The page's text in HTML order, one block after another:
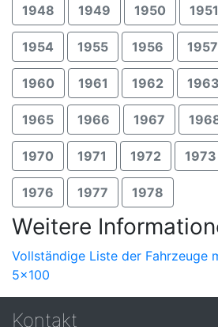
1948 1949 1950 1951
1954 1955 1956 1957
1960 1961 1962 1963
1965 1966 1967
1970 1971 1972 1973
1976 1977 1978
Weitere
Vollständige Liste der Fahrzeuge
5x100
Kontakt